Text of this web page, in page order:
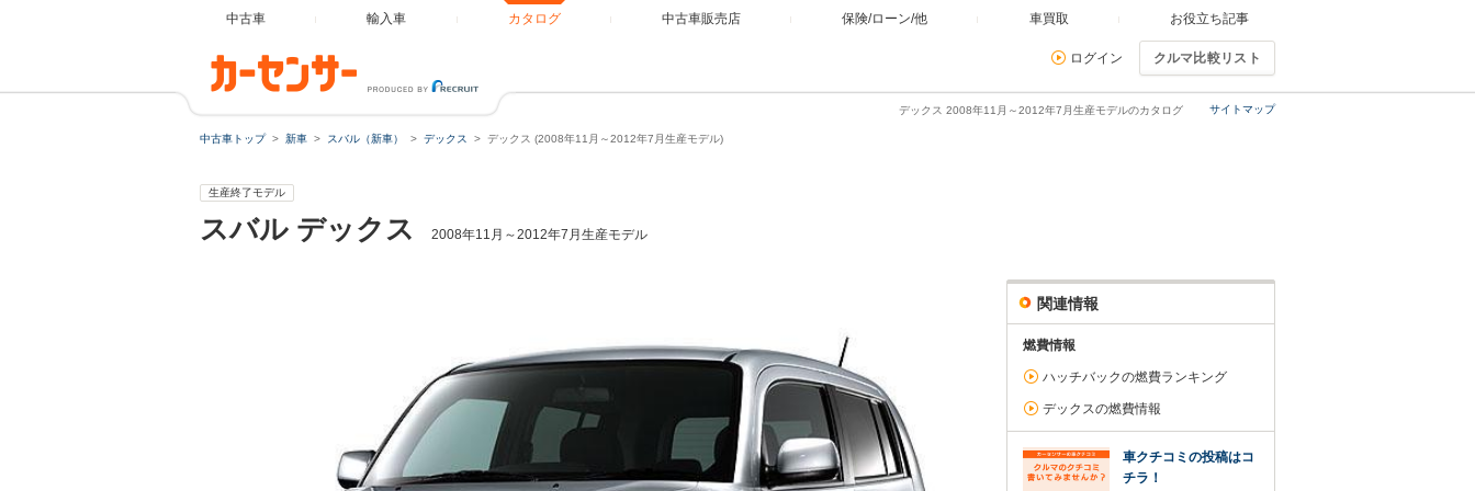
中古車 輸入車 カタログ 中古車販売店 保険/ローン/他 車買取 お役立ち記事
ログイン クルマ比較リスト
サイトマップ
デックス 2008年11月～2012年7月生産モデルのカタログ
中古車トップ 新車 スバル（新車） デックス デックス (2008年11月～2012年7月生産モデル)
生産終了モデル
スバル デックス 2008年11月～2012年7月生産モデル
関連情報
燃費情報
ハッチバックの燃費ランキング
デックスの燃費情報
車クチコミの投稿はコ
チラ！